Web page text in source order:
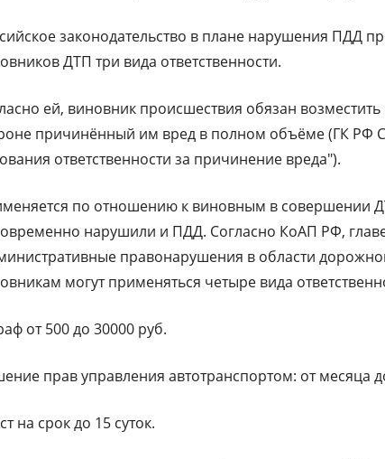
законодательство в плане нарушения ПДД
ДТП три вида ответственности.
ей, виновник происшествия обязан
причинённый им вред в полном объёме (ГК РФ
ответственности за причинение вреда").
по отношению к виновным в совершении
нарушили и ПДД. Согласно КоАП РФ,
правонарушения в области
могут применяться четыре вида
от 500 до 30000 руб.
прав управления автотранспортом: от месяца
на срок до 15 суток.